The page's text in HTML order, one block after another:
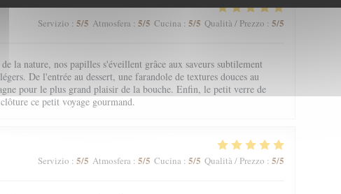
Servizio : 5/5 Atmosfera : 5/5 Cucina : 5/5 Qualità / Prezzo : 5/5
la nature, nos papilles s'éveillent grâce aux saveurs subtilement
De l'entrée au dessert, une farandole de textures douces au
pour le plus grand plaisir de la bouche. Enfin, le petit verre de
ce petit voyage gourmand.
Servizio : 5/5 Atmosfera: 5/5 Cucina: 5/5 Qualità / Prezzo : 5/5